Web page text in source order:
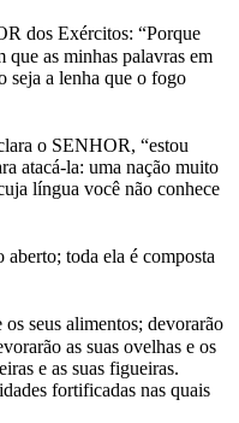
dos Exércitos: “Porque
que as minhas palavras em
seja a lenha que o fogo
o SENHOR, “estou
atacá-la: uma nação muito
língua você não conhece
toda ela é composta
seus alimentos; devorarão
as suas ovelhas e os
e as suas figueiras.
fortificadas nas quais